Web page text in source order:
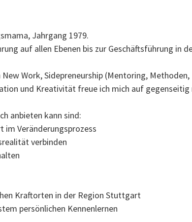
Jahrgang 1979.
auf allen Ebenen bis zur Geschäftsführung in
New Work, Sidepreneurship (Mentoring,
und Kreativität freue ich mich auf
anbieten kann sind:
im Veränderungsprozess
verbinden
Kraftorten in der Region Stuttgart
persönlichen Kennenlernen